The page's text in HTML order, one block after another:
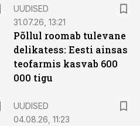
UUDISED
31.07.26, 13:21
Põllul roomab tulevane
delikatess: Eesti ainsas
teofarmis kasvab 600
000 tigu
UUDISED
04.08.26, 11:23